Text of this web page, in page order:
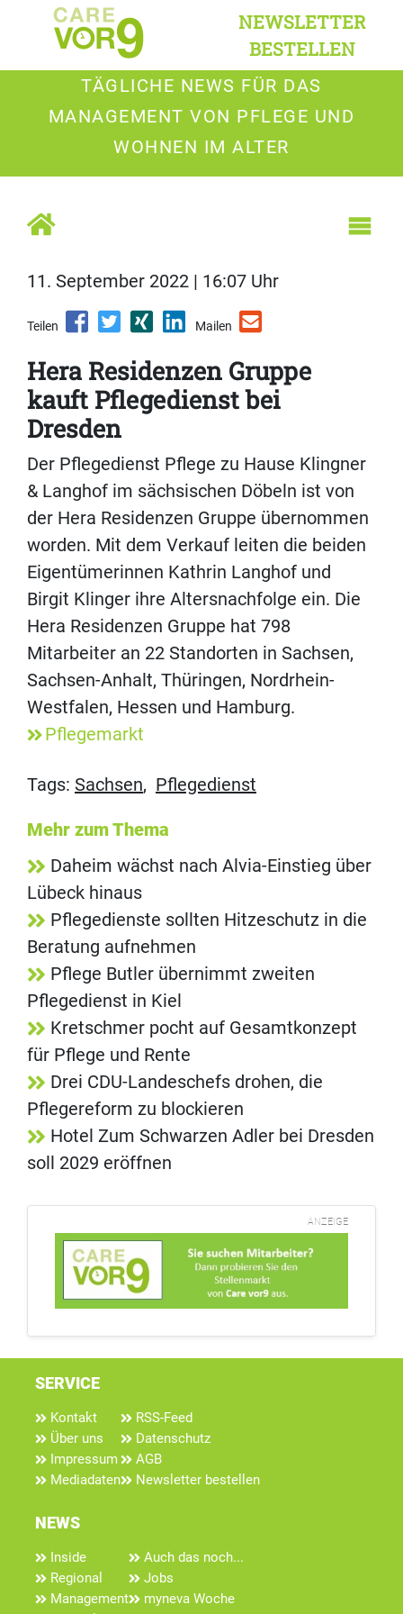
NEWSLETTER
BESTELLEN
TÄGLICHE NEWS FÜR DAS
MANAGEMENT VON PFLEGE UND
WOHNEN IM ALTER
11. September 2022 | 16:07 Uhr
Teilen Mailen
Hera Residenzen Gruppe
kauft Pflegedienst bei
Dresden
Der Pflegedienst Pflege zu Hause Klingner
& Langhof im sächsischen Döbeln ist von
der Hera Residenzen Gruppe übernommen
worden. Mit dem Verkauf leiten die beiden
Eigentümerinnen Kathrin Langhof und
Birgit Klinger ihre Altersnachfolge ein. Die
Hera Residenzen Gruppe hat 798
Mitarbeiter an 22 Standorten in Sachsen,
Sachsen-Anhalt, Thüringen, Nordrhein-
Westfalen, Hessen und Hamburg.
Pflegemarkt
Tags: Sachsen, Pflegedienst
Mehr zum Thema
Daheim wächst nach Alvia-Einstieg über
Lübeck hinaus
Pflegedienste sollten Hitzeschutz in die
Beratung aufnehmen
Pflege Butler übernimmt zweiten
Pflegedienst in Kiel
Kretschmer pocht auf Gesamtkonzept
für Pflege und Rente
Drei CDU-Landeschefs drohen, die
Pflegereform zu blockieren
Hotel Zum Schwarzen Adler bei Dresden
soll 2029 eröffnen
ANZEIGE
SERVICE
Kontakt
Über uns
Impressum
Mediadaten
RSS-Feed
Datenschutz
AGB
Newsletter bestellen
NEWS
Inside
Regional
Management
Auch das noch...
Jobs
myneva Woche